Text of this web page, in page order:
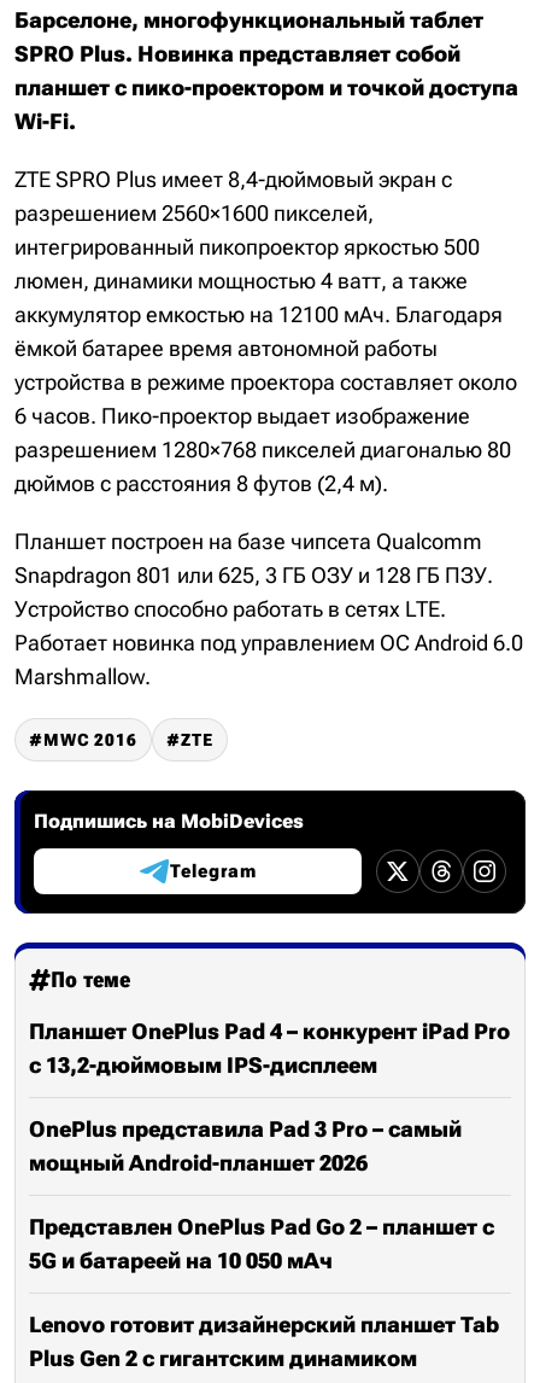
Барселоне, многофункциональный таблет
SPRO Plus. Новинка представляет собой
планшет с пико-проектором и точкой доступа
Wi-Fi.
ZTE SPRO Plus имеет 8,4-дюймовый экран с
разрешением 2560×1600 пикселей,
интегрированный пикопроектор яркостью 500
люмен, динамики мощностью 4 ватт, а также
аккумулятор емкостью на 12100 мАч. Благодаря
ёмкой батарее время автономной работы
устройства в режиме проектора составляет около
6 часов. Пико-проектор выдает изображение
разрешением 1280×768 пикселей диагональю 80
дюймов с расстояния 8 футов (2,4 м).
Планшет построен на базе чипсета Qualcomm
Snapdragon 801 или 625, 3 ГБ ОЗУ и 128 ГБ ПЗУ.
Устройство способно работать в сетях LTE.
Работает новинка под управлением ОС Android 6.0
Marshmallow.
MWC 2016 ZTE
Подпишись на MobiDevices
Telegram
По теме
Планшет OnePlus Pad 4 – конкурент iPad Pro
с 13,2-дюймовым IPS-дисплеем
OnePlus представила Pad 3 Pro – самый
мощный Android-планшет 2026
Представлен OnePlus Pad Go 2 – планшет с
5G и батареей на 10 050 мАч
Lenovo готовит дизайнерский планшет Tab
Plus Gen 2 с гигантским динамиком